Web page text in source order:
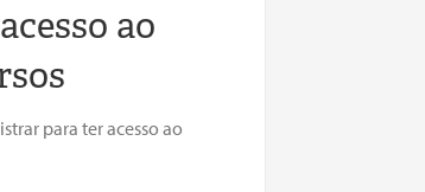
ao
para ter acesso ao